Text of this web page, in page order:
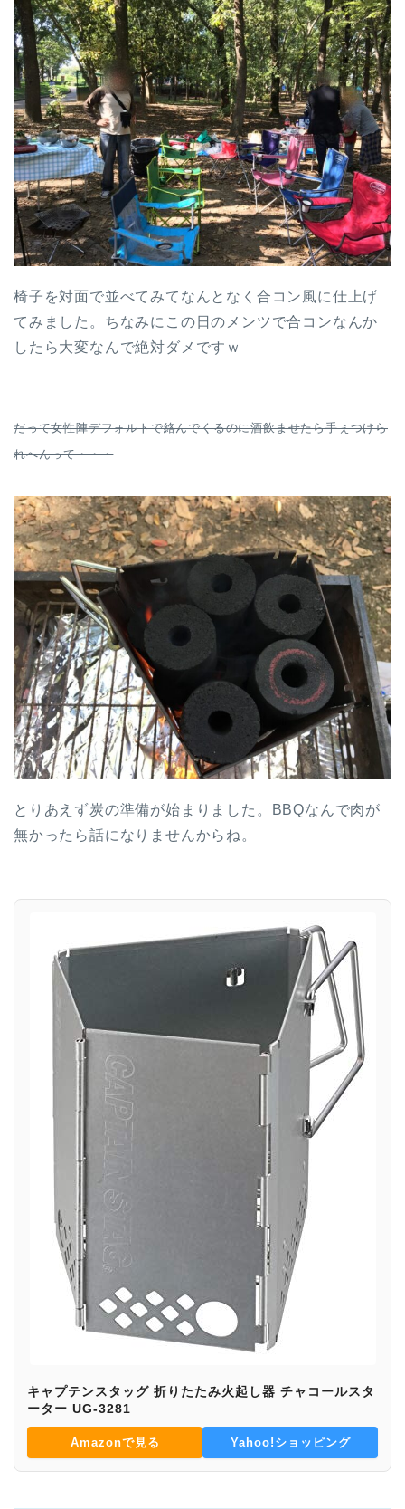
椅子を対面で並べてみてなんとなく合コン風に仕上げ
てみました。ちなみにこの日のメンツで合コンなんか
したら大変なんで絶対ダメですｗ
だって女性陣デフォルトで絡んでくるのに酒飲ませたら手ぇつけら
れへんって・・・
とりあえず炭の準備が始まりました。BBQなんで肉が
無かったら話になりませんからね。
キャプテンスタッグ 折りたたみ火起し器 チャコールスタ
ーター UG-3281
Amazonで見る Yahoo!ショッピング